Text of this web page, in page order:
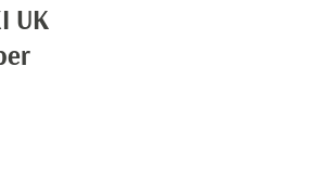
UK